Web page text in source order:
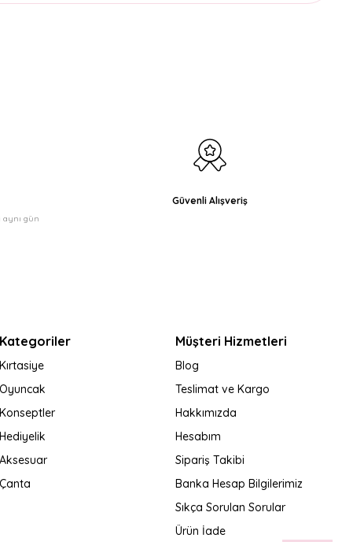
aynı gün
Güvenli Alışveriş
Kategoriler
Kırtasiye
Oyuncak
Konseptler
Hediyelik
Aksesuar
Çanta
Müşteri Hizmetleri
Blog
Teslimat ve Kargo
Hakkımızda
Hesabım
Sipariş Takibi
Banka Hesap Bilgilerimiz
Sıkça Sorulan Sorular
Ürün İade